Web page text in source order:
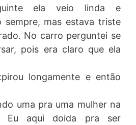
ela veio linda e
sempre, mas estava triste
No carro perguntei se
pois era claro que ela
longamente e então
uma pra uma mulher na
Eu aqui doida pra ser